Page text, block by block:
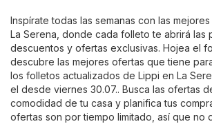
Inspírate todas las semanas con las
La Serena, donde cada folleto te abrirá las
descuentos y ofertas exclusivas. Hojea el
descubre las mejores ofertas que tiene
los folletos actualizados de Lippi en La
el desde viernes 30.07.. Busca las ofertas
comodidad de tu casa y planifica tus
ofertas son por tiempo limitado, así que no